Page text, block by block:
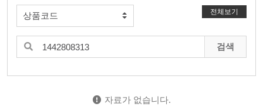
전체보기
검색
자료가 없습니다.